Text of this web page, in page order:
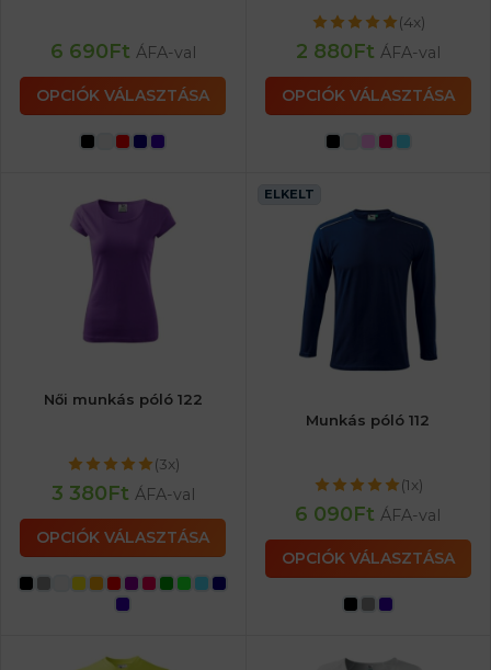
6 690Ft ÁFA-val
OPCIÓK VÁLASZTÁSA
(4x)
2 880Ft ÁFA-val
OPCIÓK VÁLASZTÁSA
Női munkás póló 122
(3x)
3 380Ft ÁFA-val
OPCIÓK VÁLASZTÁSA
ELKELT
Munkás póló 112
(1x)
6 090Ft ÁFA-val
OPCIÓK VÁLASZTÁSA